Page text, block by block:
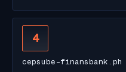
4
cepsube-finansbank.ph